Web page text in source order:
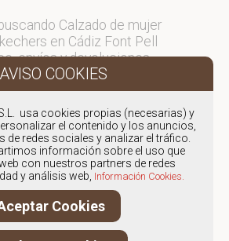
Calzado de mujer
en Cádiz Font Pell
envíos y devoluciones
a Península y Baleares,
destinos consultar
a Cádiz gestionados
se entregarán en
48 horas; los pedidos
en fin de semana, el
se enviará a partir del
lunes.
usa cookies propias (necesarias) y
el contenido y los anuncios,
de redes sociales y analizar el tráfico.
información sobre el uso que
con nuestros partners de redes
y análisis web, Información Cookies.
Cookies